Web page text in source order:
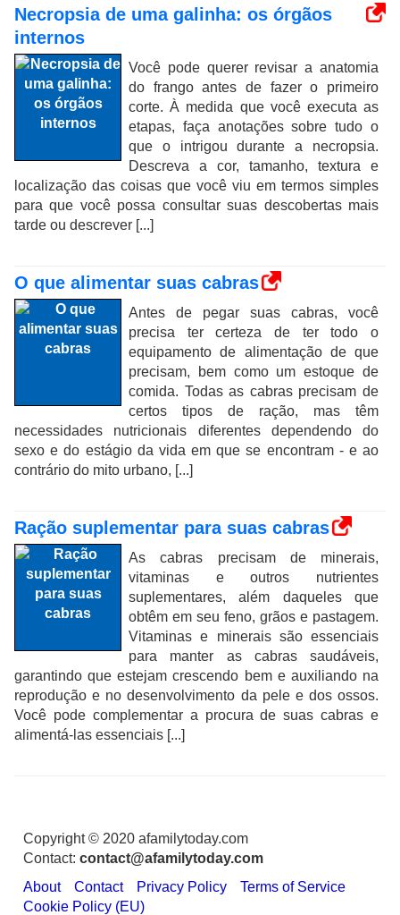
Necropsia de uma galinha: os órgãos
internos
Você pode querer revisar a anatomia
do frango antes de fazer o primeiro
corte. À medida que você executa as
etapas, faça anotações sobre tudo o
que o intrigou durante a necropsia.
Descreva a cor, tamanho, textura e
localização das coisas que você viu em termos simples
para que você possa consultar suas descobertas mais
tarde ou descrever [...]
O que alimentar suas cabras
Antes de pegar suas cabras, você
precisa ter certeza de ter todo o
equipamento de alimentação de que
precisam, bem como um estoque de
comida. Todas as cabras precisam de
certos tipos de ração, mas têm
necessidades nutricionais diferentes dependendo do
sexo e do estágio da vida em que se encontram - e ao
contrário do mito urbano, [...]
Ração suplementar para suas cabras
As cabras precisam de minerais,
vitaminas e outros nutrientes
suplementares, além daqueles que
obtêm em seu feno, grãos e pastagem.
Vitaminas e minerais são essenciais
para manter as cabras saudáveis,
garantindo que estejam crescendo bem e auxiliando na
reprodução e no desenvolvimento da pele e dos ossos.
Você pode complementar a procura de suas cabras e
alimentá-las essenciais [...]
Copyright © 2020 afamilytoday.com
Contact: contact@afamilytoday.com
About
Contact Privacy Policy
Terms of Service
Cookie Policy (EU)